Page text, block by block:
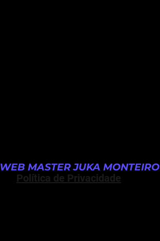
WEB MASTER JUKA MONTEIRO
Política de Privacidade